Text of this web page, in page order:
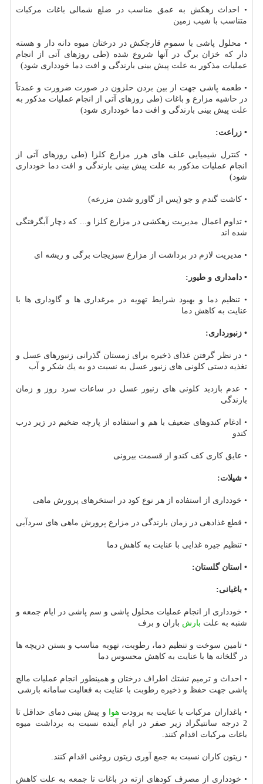
• احداث زهكش به عمق مناسب در ضلع شمالی باغات مركبات
متناسب با شیب زمین
• محلول پاشی با سموم قارچكش در درختان میوه دانه دار و هسته
دار كه خزان برگ در آنها شروع شده (طی روزهای آتی از انجام
عملیات مذكور به علت پیش بینی بارندگی و افت دما خودداری شود)
• طعمه پاشی جهت از بین بردن حلزون در صورت ضرورت و عمدتاً
در حاشیه مزارع و باغات (طی روزهای آتی از انجام عملیات مذكور به
علت پیش بینی بارندگی و افت دما خودداری شود)
• زراعت:
• كنترل شیمیایی علف های هرز مزارع كلزا (طی روزهای آتی از
انجام عملیات مذكور به علت پیش بینی بارندگی و افت دما خودداری
شود)
• كاشت گندم و جو (پس از گاورو شدن مزرعه)
• تداوم اعمال مدیریت زهكشی در مزارع كلزا و... كه دچار آبگرفتگی
شده اند
• مدیریت لازم در برداشت از مزارع سبزیجات برگی و ریشه ای
• دامداری و طیور:
• تنظیم دما و بهبود شرایط تهویه در مرغداری ها و گاوداری ها با
عنایت به كاهش دما
• زنبورداری:
• در نظر گرفتن غذای ذخیره برای زمستان گذرانی زنبورهای عسل و
تغذیه دستی كلونی های زنبور عسل به نسبت دو به یك شكر و آب
• عدم بازدید كلونی های زنبور عسل در ساعات سرد روز و زمان
بارندگی
• ادغام كندوهای ضعیف با هم و استفاده از پارچه ضخیم در زیر درب
كندو
• عایق كاری كف كندو از قسمت بیرونی
• شیلات:
• خودداری از استفاده از هر نوع كود در استخرهای پرورش ماهی
• قطع غذادهی در زمان بارندگی در مزارع پرورش ماهی های سردآبی
• تنظیم جیره غذایی با عنایت به كاهش دما
• استان گلستان:
• باغبانی:
• خودداری از انجام عملیات محلول پاشی و سم پاشی در ایام جمعه و
شنبه به علت بارش باران و برف
• تامین سوخت و تنظیم دما، رطوبت، تهوبه مناسب و بستن دریچه ها
در گلخانه ها با عنایت به كاهش محسوس دما
• احداث و ترمیم تشتك اطراف درختان و همینطور انجام عملیات مالچ
پاشی جهت حفظ و ذخیره رطوبت با عنایت به فعالیت سامانه بارشی
• باغداران مركبات با عنایت به برودتهوا و پیش بینی دمای حداقل تا
2 درجه سانتیگراد زیر صفر در ایام آینده نسبت به برداشت میوه
باغات مركبات اقدام كنند.
• زیتون كاران نسبت به جمع آوری زیتون روغنی اقدام كنند.
• خودداری از مصرف كودهای ازته در باغات تا جمعه به علت كاهش